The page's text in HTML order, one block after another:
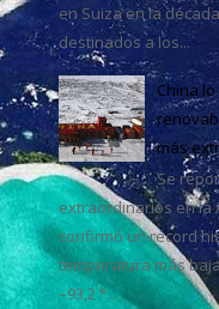
en Suiza en la
destinados a los...
China
más
Se
extraordinarios en la
confirmó un récord
temperatura más
–93,2 °...